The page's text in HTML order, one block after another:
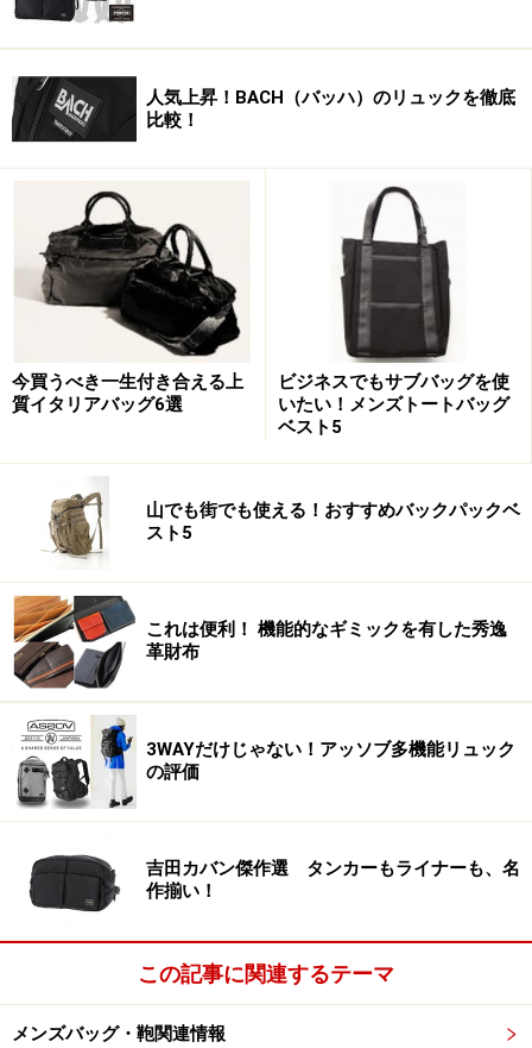
人気上昇！BACH（バッハ）のリュックを徹底
比較！
今買うべき一生付き合える上
質イタリアバッグ6選
ビジネスでもサブバッグを使
いたい！メンズトートバッグ
ベスト5
山でも街でも使える！おすすめバックパックベ
スト5
これは便利！ 機能的なギミックを有した秀逸
革財布
3WAYだけじゃない！アッソブ多機能リュック
の評価
吉田カバン傑作選 タンカーもライナーも、名
作揃い！
この記事に関連するテーマ
メンズバッグ・鞄関連情報